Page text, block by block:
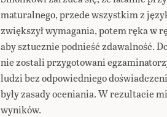
maturalnego, przede wszystkim z
zwiększył wymagania, potem ręka w
aby sztucznie podnieść zdawalność.
nie zostali przygotowani
ludzi bez odpowiedniego
były zasady oceniania. W rezultacie
wyników.